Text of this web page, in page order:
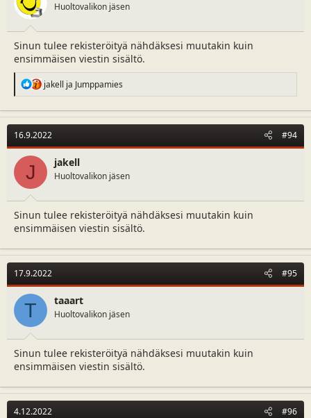
:
Huoltovalikon jäsen
Sinun tulee rekisteröityä nähdäksesi muutakin kuin
ensimmäisen viestin sisältö.
R
e
c
t
i
o
n
s
:
jakell ja Jumppamies
16.9.2022 #94
J jakell
Huoltovalikon jäsen
Sinun tulee rekisteröityä nähdäksesi muutakin kuin
ensimmäisen viestin sisältö.
17.9.2022 #95
T taaart
Huoltovalikon jäsen
Sinun tulee rekisteröityä nähdäksesi muutakin kuin
ensimmäisen viestin sisältö.
4.12.2022 #96